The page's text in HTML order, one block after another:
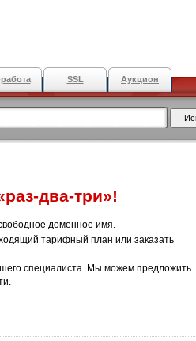
SSL Аукцион
два-три»!
доменное имя.
тарифный план или заказать
специалиста. Мы можем предложить